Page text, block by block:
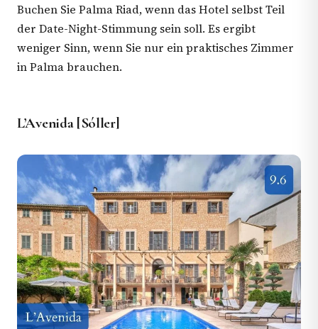
Buchen Sie Palma Riad, wenn das Hotel selbst Teil
der Date-Night-Stimmung sein soll. Es ergibt
weniger Sinn, wenn Sie nur ein praktisches Zimmer
in Palma brauchen.
L’Avenida [Sóller]